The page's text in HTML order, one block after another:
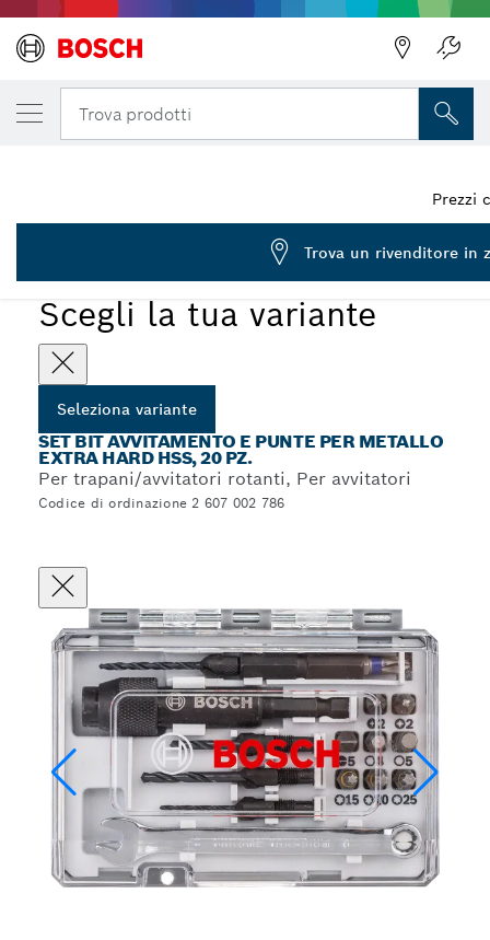
Trova prodotti
Scegli la tua variante
Seleziona variante
SET BIT AVVITAMENTO E PUNTE PER METALLO
EXTRA HARD HSS, 20 PZ.
Per trapani/avvitatori rotanti, Per avvitatori
Codice di ordinazione 2 607 002 786
LA TUA VARIANTE SELEZIONATA
Set di bit di avvitamento Drill&Drive da 20
2 607 002 786
Prezzi
Trova un rivenditore in